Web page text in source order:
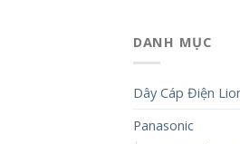
DANH MỤC
Dây Cáp Điện
Panasonic